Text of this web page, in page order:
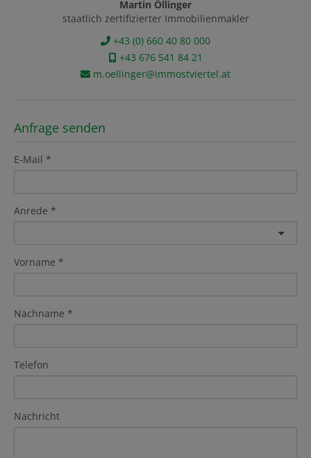
Martin Öllinger
staatlich zertifizierter Immobilienmakler
+43 (0) 660 40 80 000
+43 676 541 84 21
m.oellinger@immostviertel.at
Anfrage senden
E-Mail
Anrede
Vorname
Nachname
Telefon
Nachricht